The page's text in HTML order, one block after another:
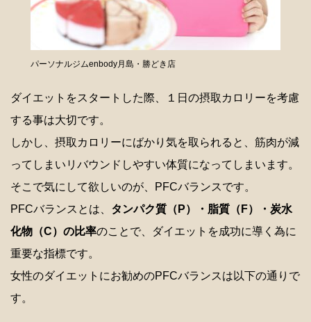
パーソナルジムenbody月島・勝どき店
ダイエットをスタートした際、１日の摂取カロリーを考慮
する事は大切です。
しかし、摂取カロリーにばかり気を取られると、筋肉が減
ってしまいリバウンドしやすい体質になってしまいます。
そこで気にして欲しいのが、PFCバランスです。
PFCバランスとは、 タンパク質（P）・脂質（F）・炭水
化物（C）の比率のことで、ダイエットを成功に導く為に
重要な指標です。
女性のダイエットにお勧めのPFCバランスは以下の通りで
す。